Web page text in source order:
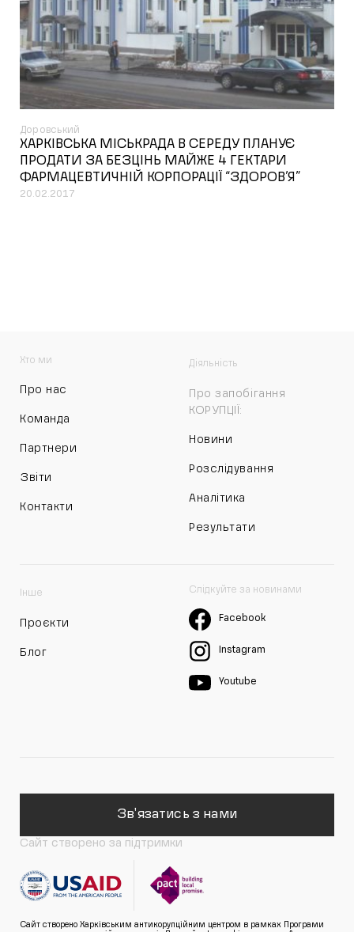
Доровський
ХАРКІВСЬКА МІСЬКРАДА В СЕРЕДУ ПЛАНУЄ
ПРОДАТИ ЗА БЕЗЦІНЬ МАЙЖЕ 4 ГЕКТАРИ
ФАРМАЦЕВТИЧНІЙ КОРПОРАЦІЇ “ЗДОРОВ’Я”
20.02.2017
Хто ми
Про нас
Команда
Партнери
Звіти
Контакти
Діяльність
Про запобігання
КОРУПЦІЇ:
Новини
Розслідування
Аналітика
Результати
Інше
Проєкти
Блог
Слідкуйте за новинами
Facebook
Instagram
Youtube
Зв'язатись з нами
Сайт створено за підтримки
Сайт створено Харківським антикорупційним центром в рамках Програми